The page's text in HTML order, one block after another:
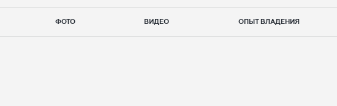
ФОТО ВИДЕО ОПЫТ ВЛАДЕНИЯ